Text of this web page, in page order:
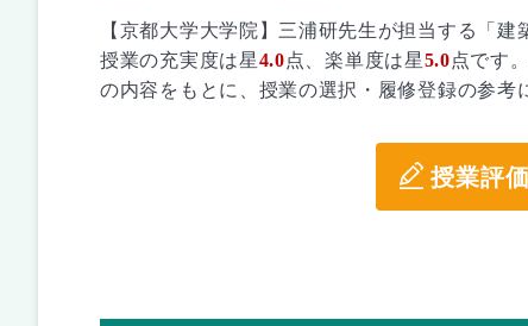
【京都大学大学院】三浦研先生が担当する「建
授業の充実度は星4.0点、楽単度は星5.0点です
の内容をもとに、授業の選択・履修登録の参考
授業評